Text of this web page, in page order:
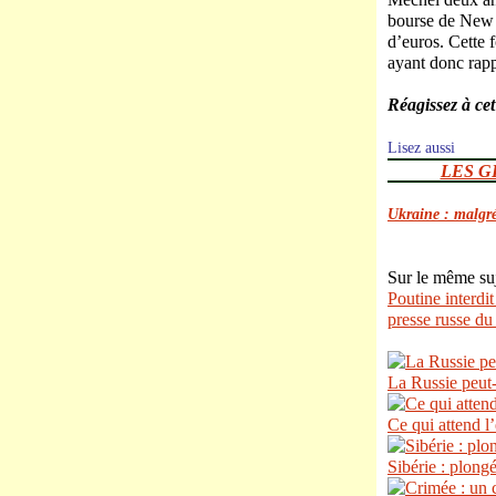
bourse de
d’euros. Cette
ayant donc
Réagissez à
Lisez aussi
LES
Ukraine :
Sur le même
Poutine
presse russe
La Russie
Ce qui attend
Sibérie :